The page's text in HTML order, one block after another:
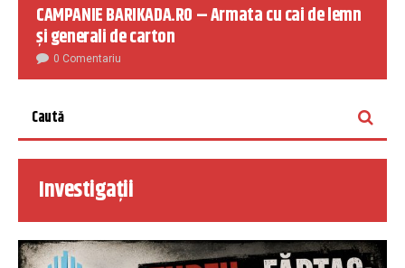
CAMPANIE BARIKADA.RO – Armata cu cai de lemn
și generali de carton
0 Comentariu
Investigații